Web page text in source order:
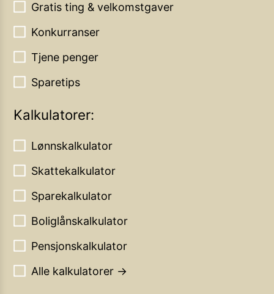
Gratis ting & velkomstgaver
Konkurranser
Tjene penger
Sparetips
Kalkulatorer:
Lønnskalkulator
Skattekalkulator
Sparekalkulator
Boliglånskalkulator
Pensjonskalkulator
Alle kalkulatorer →